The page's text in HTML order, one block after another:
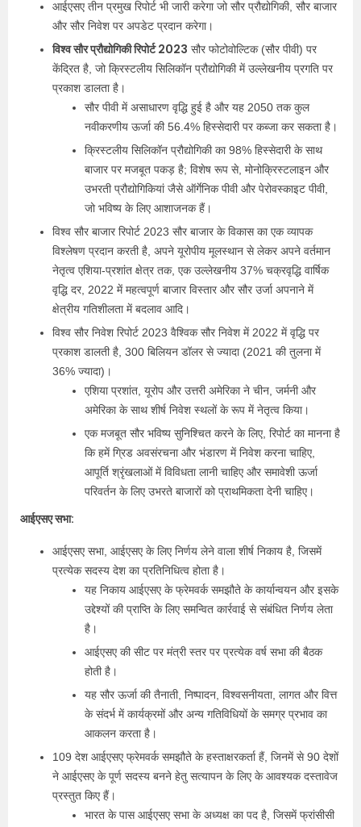
आईएसए तीन प्रमुख रिपोर्ट भी जारी करेगा जो सौर प्रौद्योगिकी, सौर बाजार
और सौर निवेश पर अपडेट प्रदान करेगा।
विश्व सौर प्रौद्योगिकी रिपोर्ट 2023 सौर फोटोवोल्टिक (सौर पीवी) पर
केंद्रित है, जो क्रिस्टलीय सिलिकॉन प्रौद्योगिकी में उल्लेखनीय प्रगति पर
प्रकाश डालता है।
सौर पीवी में असाधारण वृद्धि हुई है और यह 2050 तक कुल
नवीकरणीय ऊर्जा की 56.4% हिस्सेदारी पर कब्जा कर सकता है।
क्रिस्टलीय सिलिकॉन प्रौद्योगिकी का 98% हिस्सेदारी के साथ
बाजार पर मजबूत पकड़ है; विशेष रूप से, मोनोक्रिस्टलाइन और
उभरती प्रौद्योगिकियां जैसे ऑर्गेनिक पीवी और पेरोवस्काइट पीवी,
जो भविष्य के लिए आशाजनक हैं।
विश्व सौर बाजार रिपोर्ट 2023 सौर बाजार के विकास का एक व्यापक
विश्लेषण प्रदान करती है, अपने यूरोपीय मूलस्थान से लेकर अपने वर्तमान
नेतृत्व एशिया-प्रशांत क्षेत्र तक, एक उल्लेखनीय 37% चक्रवृद्धि वार्षिक
वृद्धि दर, 2022 में महत्वपूर्ण बाजार विस्तार और सौर उर्जा अपनाने में
क्षेत्रीय गतिशीलता में बदलाव आदि।
विश्व सौर निवेश रिपोर्ट 2023 वैश्विक सौर निवेश में 2022 में वृद्धि पर
प्रकाश डालती है, 300 बिलियन डॉलर से ज्यादा (2021 की तुलना में
36% ज्यादा)।
एशिया प्रशांत, यूरोप और उत्तरी अमेरिका ने चीन, जर्मनी और
अमेरिका के साथ शीर्ष निवेश स्थलों के रूप में नेतृत्व किया।
एक मजबूत सौर भविष्य सुनिश्चित करने के लिए, रिपोर्ट का मानना है
कि हमें ग्रिड अवसंरचना और भंडारण में निवेश करना चाहिए,
आपूर्ति श्रृंखलाओं में विविधता लानी चाहिए और समावेशी ऊर्जा
परिवर्तन के लिए उभरते बाजारों को प्राथमिकता देनी चाहिए।
आईएसए सभा:
आईएसए सभा, आईएसए के लिए निर्णय लेने वाला शीर्ष निकाय है, जिसमें
प्रत्येक सदस्य देश का प्रतिनिधित्व होता है।
यह निकाय आईएसए के फ्रेमवर्क समझौते के कार्यान्वयन और इसके
उद्देश्यों की प्राप्ति के लिए समन्वित कार्रवाई से संबंधित निर्णय लेता
है।
आईएसए की सीट पर मंत्री स्तर पर प्रत्येक वर्ष सभा की बैठक
होती है।
यह सौर ऊर्जा की तैनाती, निष्पादन, विश्वसनीयता, लागत और वित्त
के संदर्भ में कार्यक्रमों और अन्य गतिविधियों के समग्र प्रभाव का
आकलन करता है।
109 देश आईएसए फ्रेमवर्क समझौते के हस्ताक्षरकर्ता हैं, जिनमें से 90 देशों
ने आईएसए के पूर्ण सदस्य बनने हेतु सत्यापन के लिए के आवश्यक दस्तावेज
प्रस्तुत किए हैं।
भारत के पास आईएसए सभा के अध्यक्ष का पद है, जिसमें फ्रांसीसी